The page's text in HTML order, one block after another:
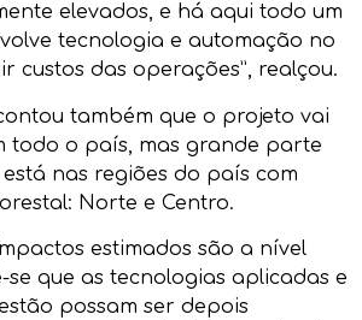
elevados, e há aqui todo um
tecnologia e automação no
custos das operações”, realçou.
também que o projeto vai
todo o país, mas grande parte
nas regiões do país com
Norte e Centro.
estimados são a nível
se que as tecnologias aplicadas e
possam ser depois